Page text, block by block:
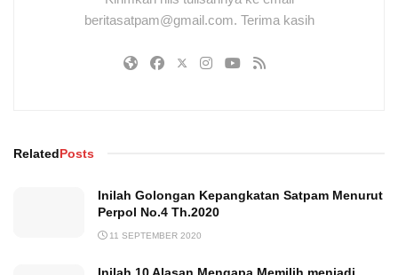
beritasatpam@gmail.com. Terima kasih
RelatedPosts
Inilah Golongan Kepangkatan Satpam Menurut
Perpol No.4 Th.2020
11 SEPTEMBER 2020
Inilah 10 Alasan Mengapa Memilih menjadi